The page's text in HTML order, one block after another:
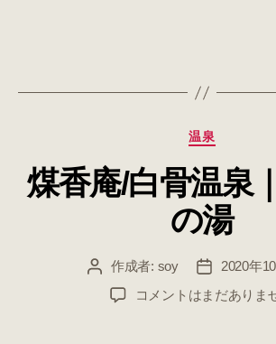
カ
ゴ
リ
ー
温泉
煤香庵/白骨温泉
の湯
投 作成者: soy
投
稿
日
2020年
煤
コメントはまだありま